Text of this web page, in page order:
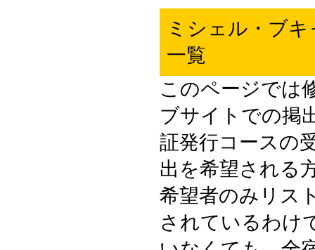
ミシェル・ブ
一覧
このページでは
ブサイトでの掲
証発行コースの
出を希望される
希望者のみリス
されているわけ